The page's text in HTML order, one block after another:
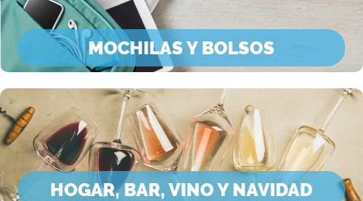
MOCHILAS Y BOLSOS
HOGAR, BAR, VINO Y NAVIDAD